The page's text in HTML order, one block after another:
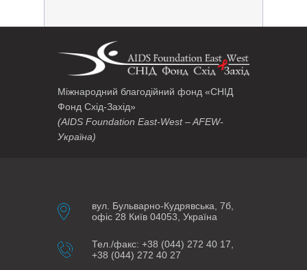
Міжнародний благодійний фонд «СНІД
Фонд Схід-Захід»
(AIDS Foundation East-West – AFEW-
Україна)
вул. Бульварно-Кудрявська, 7б,
офіс 28 Київ 04053, Україна
Тел./факс: +38 (044) 272 40 17,
+38 (044) 272 40 27